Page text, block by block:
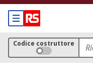
Codice costruttore